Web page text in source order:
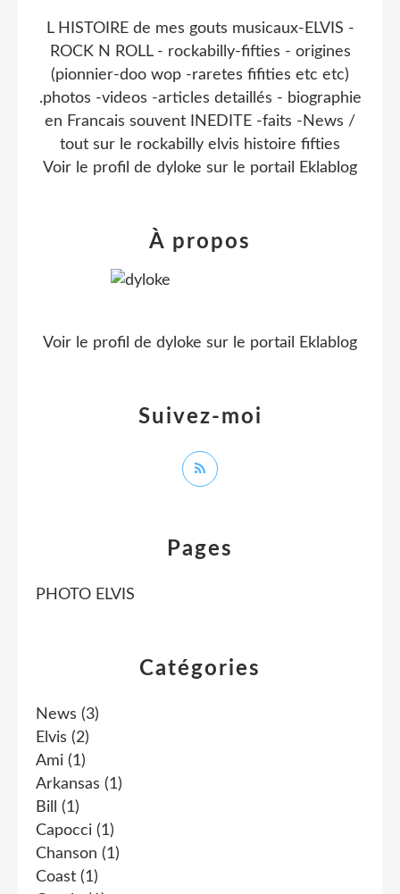
Catégories
News (3)
Elvis (2)
Ami (1)
Arkansas (1)
Bill
(1)
Capocci (1)
Chanson (1)
Coast (1)
Pages
PHOTO ELVIS
L HISTOIRE de mes gouts musicaux-ELVIS -
ROCK N ROLL - rockabilly-fifties - origines
(pionnier-doo wop -raretes fifities etc etc)
.photos -videos -articles detaillés - biographie
en Francais souvent INEDITE -faits -News /
tout sur le rockabilly elvis histoire fifties
Voir le profil de dyloke sur le portail Eklablog
Suivez-moi
À propos
Voir le profil de dyloke sur le portail Eklablog